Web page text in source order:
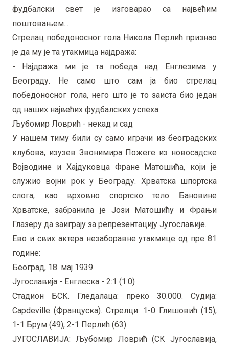
фудбалски свет је изговарао са највећим
поштовањем...
Стрелац победоносног гола Никола Перлић признао
је да му је та утакмица најдража:
- Најдража ми је та победа над Енглезима у
Београду. Не само што сам ја био стрелац
победоносног гола, него што је то заиста био један
од наших највећих фудбалских успеха.
Љубомир Ловрић - некад и сад
У нашем тиму били су само играчи из београдских
клубова, изузев Звонимира Пожеге из новосадске
Војводине и Хајдуковца Фране Матошића, који је
служио војни рок у Београду. Хрватска шпортска
слога, као врховно спортско тело Бановине
Хрватске, забранила је Јози Матошићу и Фрањи
Глазеру да заиграју за репрезентацију Југославије.
Ево и свих актера незаборавне утакмице од пре 81
године:
Београд, 18. мај 1939.
Југославија - Енглеска - 2:1 (1:0)
Стадион БСК. Гледалаца: преко 30.000. Судија:
Capdeville (Француска). Стрелци: 1-0 Глишовић (15),
1-1 Брум (49), 2-1 Перлић (63).
ЈУГОСЛАВИЈА: Љубомир Ловрић (СК Југославија,